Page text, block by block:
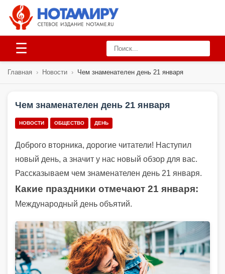
☰
Главная › Новости › Чем знаменателен день 21 января
Чем знаменателен день 21 января
НОВОСТИ ОБЩЕСТВО ДЕНЬ
Доброго вторника, дорогие читатели! Наступил
новый день, а значит у нас новый обзор для вас.
Рассказываем чем знаменателен день 21 января.
Какие праздники отмечают 21 января:
Международный день объятий.